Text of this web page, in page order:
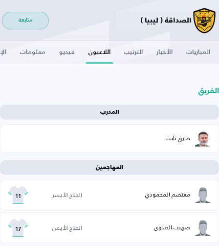
الصداقة ( ليبيا ) متابعة
المباريات الأخبار الترتيب اللاعبون فيديو معلومات
الفريق
المدرب
طارق ثابت
المهاجمين
معتصم المحمودي الجناح الأيسر 11
صهيب الصاوي الجناح الأيمن 17